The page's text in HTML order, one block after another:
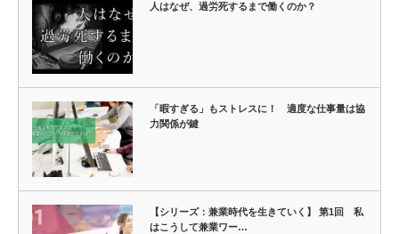
人はなぜ、過労死するまで働くのか？
「暇すぎる」もストレスに！ 適度な仕事量は協
力関係が鍵
【シリーズ：兼業時代を生きていく】 第1回 私
はこうして兼業ワー…